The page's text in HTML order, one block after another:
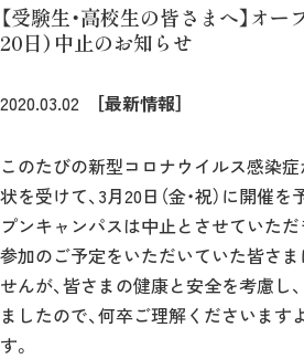
【受験生・高校生の皆さまへ】オー
20日）中止のお知らせ
2020.03.02 ［最新情報］
このたびの新型コロナウイルス感染
状を受けて、3月20日（金・祝）に開催
プンキャンパスは中止とさせていただ
参加のご予定をいただいていた皆さ
せんが、皆さまの健康と安全を考慮し
ましたので、何卒ご理解くださいます
す。